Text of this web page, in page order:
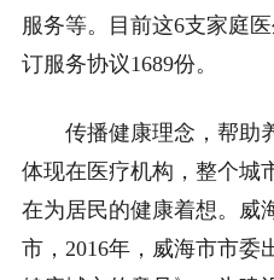
服务等。目前这6支家庭
订服务协议1689份。
传播健康理念，帮助
体现在医疗机构，整个城
在为居民的健康着想。威
市，2016年，威海市市委